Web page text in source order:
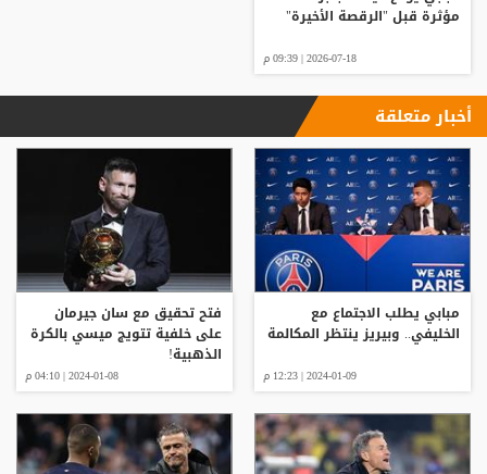
مؤثرة قبل "الرقصة الأخيرة"
2026-07-18 | 09:39 م
أخبار متعلقة
مبابي يطلب الاجتماع مع
الخليفي.. وبيريز ينتظر المكالمة
2024-01-09 | 12:23 م
فتح تحقيق مع سان جيرمان
على خلفية تتويج ميسي بالكرة
الذهبية!
2024-01-08 | 04:10 م